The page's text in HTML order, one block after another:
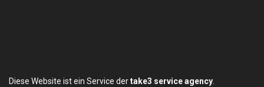
Diese Website ist ein Service dertake3 service agency